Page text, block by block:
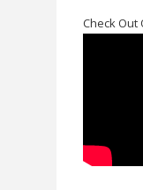
Check Out